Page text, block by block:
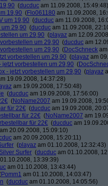
(ducduc am 11.09.2008, 15:49:48)
19,90 (Flo061180 am 11.09.2008,
um 19,90 (ducduc am 11.09.2008,
29,90 (ducduc am 11.09.2008,
um 29,90 (playaz am
um 29,90 (ducduc am
um 29,90 (DocSchneck
vorbestellen um 29,90 (playaz am
jetzt vorbestellen um 29,90 (
- jetzt vorbestellen um 29,90 (playaz
19.09.2008, 14:37:28)
am 19.09.2008, 17:50:48)
(ducduc am 19.09.2008, 17:56:00)
(NoName2007 am 19.09.2008,
für 22€ (ducduc am 19.09.2008,
für 22€ (NoName2007 am
für 22€ (ducduc am
am 20.09.2008, 15:09:10)
am 20.09.2008, 15:20:11)
(playaz am 01.10.2008, 12:32:43)
Surfer (ducduc am 01.10.2008,
13:39:39)
am 01.10.2008, 13:43:44)
Pomm1 am 01.10.2008, 14:03:47)
(ducduc am 01.10.2008, 14:05:56)